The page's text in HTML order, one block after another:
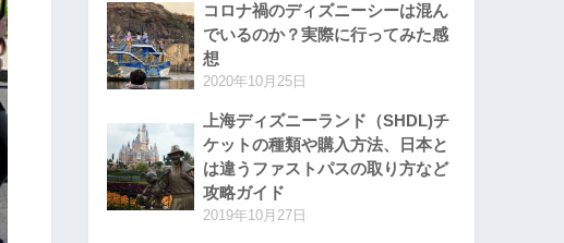
コロナ禍のディズニーシーは混ん
でいるのか？実際に行ってみた感
想
2020年10月25日
上海ディズニーランド（SHDL)チ
ケットの種類や購入方法、日本と
は違うファストパスの取り方など
攻略ガイド
2019年10月27日